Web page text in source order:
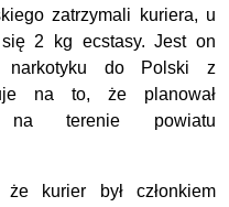
zatrzymali kuriera, u
2 kg ecstasy. Jest on
narkotyku do Polski z
na to, że planował
terenie powiatu
kurier był członkiem